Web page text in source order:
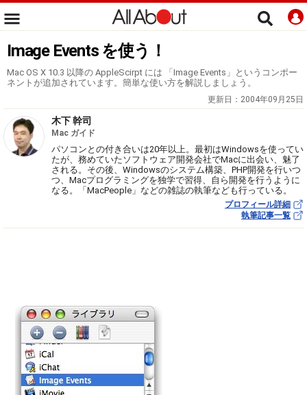
Image Events を使う！
Mac OS X 10.3 以降の AppleScirpt には 「Image Events」というコンポー
ネントが追加されています。簡単な使い方を解説しましょう。
更新日： 2004年09月25日
木下 幹司
Mac ガイド
パソコンとの付き合いは20年以上。最初はWindowsを使ってい
たが、務めていたソフトウェア開発会社でMacに出会い、魅了
される。その後、Windowsのシステム構築、PHP開発を行いつ
つ、Macプログラミングを独学で習得、自ら開発を行うように
なる。「MacPeople」などの雑誌の執筆なども行っている。
プロフィール詳細
執筆記事一覧